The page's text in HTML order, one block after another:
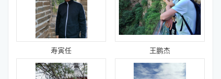
寿寅任 王鹏杰